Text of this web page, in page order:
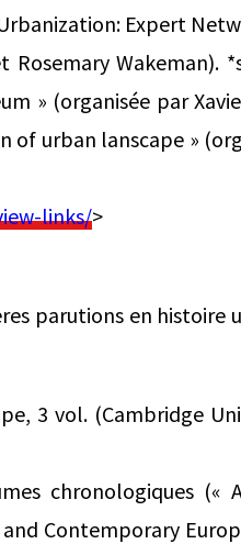
Expert
Wakeman).
» (organisée par
of urban lanscape »
links/>
parutions en histoire
3 vol. (Cambridge
chronologiques («
Contemporary